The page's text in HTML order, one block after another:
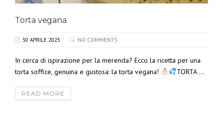
Torta vegana
30 APRILE 2025 NO COMMENTS
In cerca di ispirazione per la merenda? Ecco la ricetta per una
torta soffice, genuina e gustosa: la torta vegana!
TORTA ...
READ MORE